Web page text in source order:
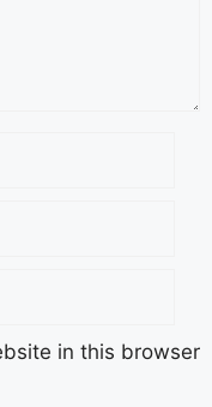
in this browser